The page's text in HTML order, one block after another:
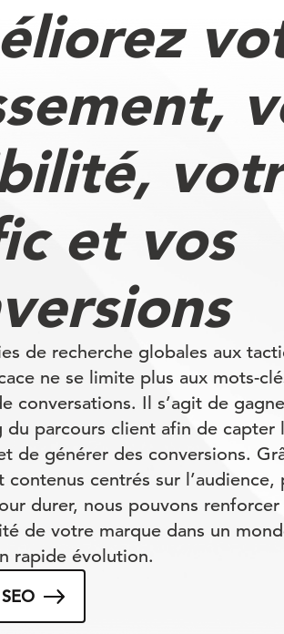
et vos
de recherche globales aux
ne se limite plus aux mots-
conversations. Il s’agit de
parcours client afin de capter
de générer des conversions.
contenus centrés sur l’audience,
durer, nous pouvons renforcer
de votre marque dans un
rapide évolution.